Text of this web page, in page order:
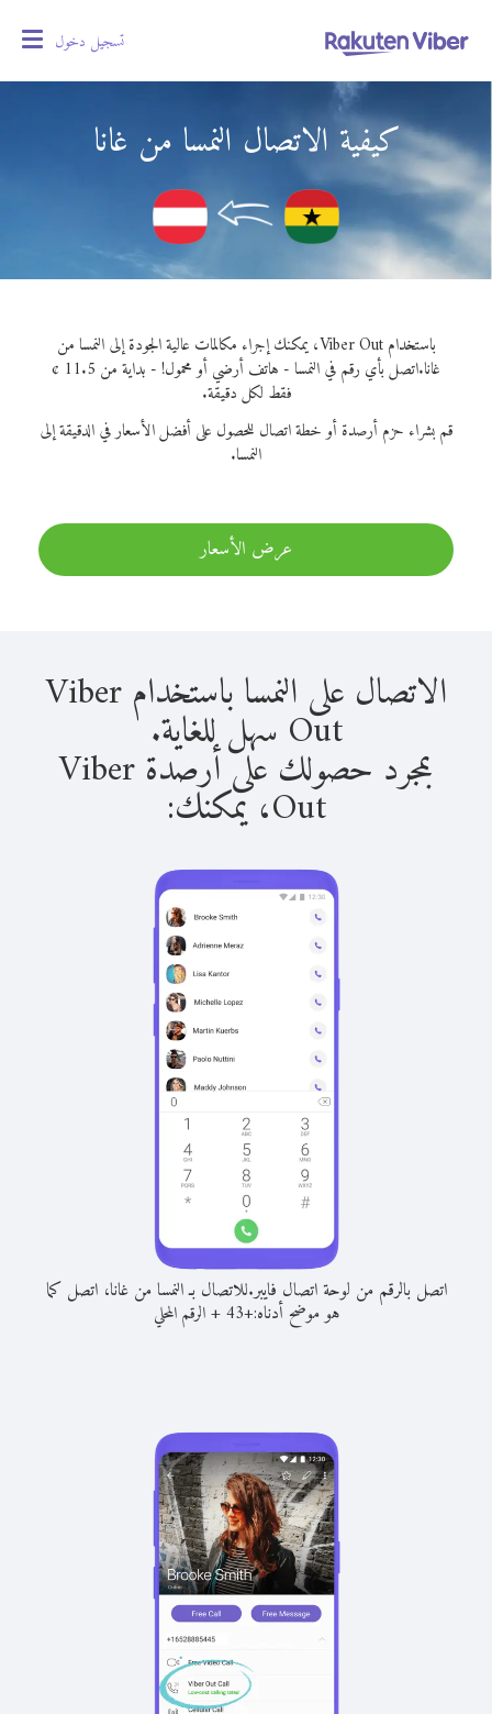
تسجيل دخول
كيفية الاتصال النمسا من غانا
باستخدام Viber Out، يمكنك إجراء مكالمات عالية الجودة إلى النمسا من
غانا.
اتصل بأي رقم في النمسا - هاتف أرضي أو محمول! - بداية من 11.5 ¢
فقط لكل دقيقة.
قم بشراء حزم أرصدة أو خطة اتصال للحصول على أفضل الأسعار في الدقيقة إلى
النمسا.
عرض الأسعار
الاتصال على النمسا باستخدام Viber
Out سهل للغاية.
بمجرد حصولك على أرصدة Viber
Out، يمكنك:
اتصل بالرقم من لوحة اتصال فايبر.للاتصال بـ النمسا من غانا، اتصل كما
هو موضح أدناه:+
43
+الرقم المحلي